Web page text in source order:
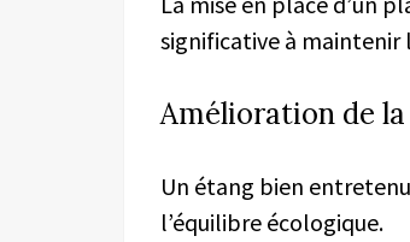
significative à maintenir
Amélioration de
Un étang bien
l’équilibre écologique.